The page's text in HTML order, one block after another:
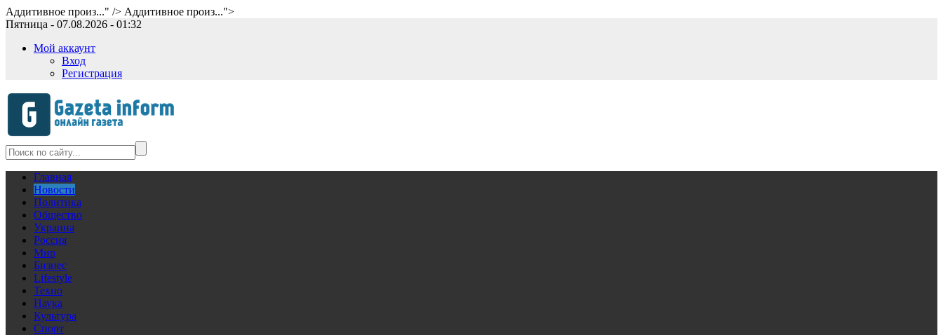
Аддитивное произ..." /> Аддитивное произ...">
Пятница - 07.08.2026 - 01:32
Мой аккаунт
Вход
Регистрация
Главная
Новости
Политика
Общество
Украина
Россия
Мир
Бизнес
Lifestyle
Техно
Наука
Культура
Спорт